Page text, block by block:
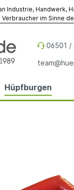
Industrie, Handwerk,
Verbraucher im Sinne
06501 /
Hüpfburgen